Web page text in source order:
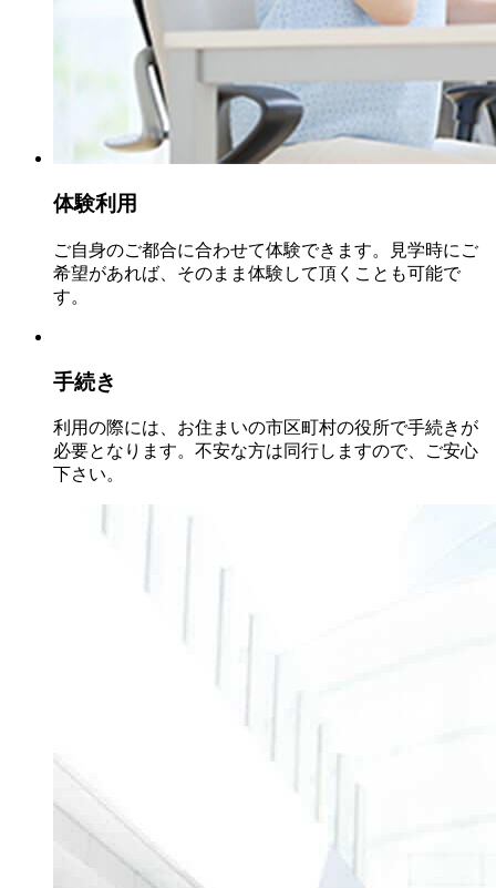
体験利用
ご自身のご都合に合わせて体験できます。見学時にご
希望があれば、そのまま体験して頂くことも可能で
す。
手続き
利用の際には、お住まいの市区町村の役所で手続きが
必要となります。不安な方は同行しますので、ご安心
下さい。